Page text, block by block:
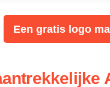
Een gratis logo